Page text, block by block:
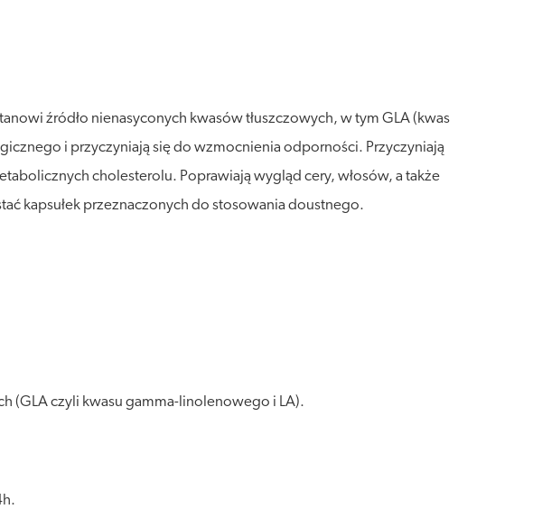
źródło nienasyconych kwasów tłuszczowych, w tym GLA (kwas
i przyczyniają się do wzmocnienia odporności. Przyczyniają
cholesterolu. Poprawiają wygląd cery, włosów, a także
kapsułek przeznaczonych do stosowania doustnego.
(GLA czyli kwasu gamma-linolenowego i LA).